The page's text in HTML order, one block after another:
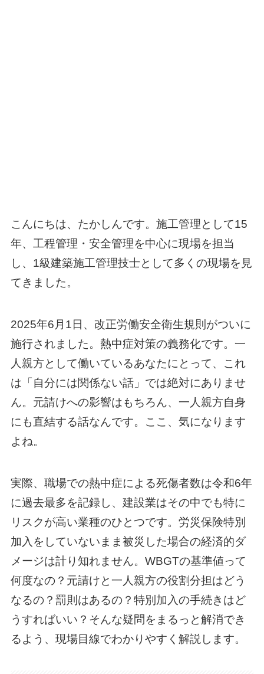
こんにちは、たかしんです。施工管理として15
年、工程管理・安全管理を中心に現場を担当
し、1級建築施工管理技士として多くの現場を見
てきました。
2025年6月1日、改正労働安全衛生規則がついに
施行されました。熱中症対策の義務化です。一
人親方として働いているあなたにとって、これ
は「自分には関係ない話」では絶対にありませ
ん。元請けへの影響はもちろん、一人親方自身
にも直結する話なんです。ここ、気になります
よね。
実際、職場での熱中症による死傷者数は令和6年
に過去最多を記録し、建設業はその中でも特に
リスクが高い業種のひとつです。労災保険特別
加入をしていないまま被災した場合の経済的ダ
メージは計り知れません。WBGTの基準値って
何度なの？元請けと一人親方の役割分担はどう
なるの？罰則はあるの？特別加入の手続きはど
うすればいい？そんな疑問をまるっと解消でき
るよう、現場目線でわかりやすく解説します。